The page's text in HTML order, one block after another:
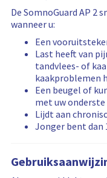
De SomnoGuard AP 2
wanneer u:
Een
Last heeft van
tandvlees- of
kaakproblemen
Een beugel of
met uw
Lijdt aan
Jonger bent dan